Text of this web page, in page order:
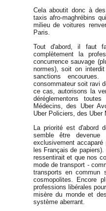
Cela aboutit donc à
taxis afro-maghrébins
milieu de voitures
Paris.
Tout d'abord, il faut
complètement la
concurrence sauvage
normes), soit on
sanctions
consommateur soit ravi
ce cas, autorisons la
déréglementons
Médecins, des Uber
Uber Policiers, des
La priorité est d'abord
semble être
exclusivement
les Français de
ressentirait et que nos
mode de transport -
transports en commun
cosmopolites. Encore
professions libérales
misère du monde et
système aberrant.